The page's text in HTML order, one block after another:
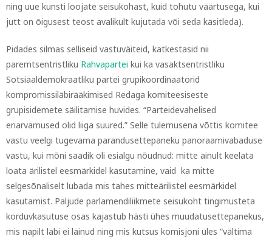
ning uue kunsti loojate seisukohast, kuid tohutu väärtusega, kui
jutt on õigusest teost avalikult kujutada või seda käsitleda).
Pidades silmas selliseid vastuväiteid, katkestasid nii
paremtsentristliku Rahvapartei kui ka vasaktsentristliku
Sotsiaaldemokraatliku partei grupikoordinaatorid
kompromissiläbirääkimised Redaga komiteesiseste
grupisidemete säilitamise huvides. “Parteidevahelised
eriarvamused olid liiga suured.” Selle tulemusena võttis komitee
vastu veelgi tugevama parandusettepaneku panoraamivabaduse
vastu, kui mõni saadik oli esialgu nõudnud: mitte ainult keelata
loata ärilistel eesmärkidel kasutamine, vaid ka mitte
selgesõnaliselt lubada mis tahes mitteärilistel eesmärkidel
kasutamist. Paljude parlamendiliikmete seisukoht tingimusteta
korduvkasutuse osas kajastub hästi ühes muudatusettepanekus,
mis napilt läbi ei läinud ning mis kutsus komisjoni üles “vältima